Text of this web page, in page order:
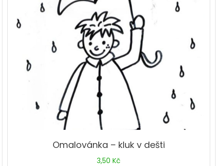
Omalovánka – kluk v dešti
3,50Kč